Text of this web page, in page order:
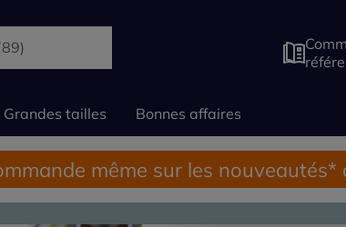
Grandes tailles Bonnes affaires
même sur les nouveautés*